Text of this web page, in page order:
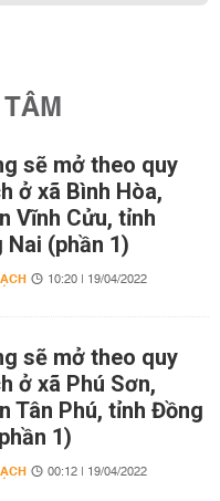
sẽ mở theo quy
ở xã Bình Hòa,
Vĩnh Cửu, tỉnh
Nai (phần 1)
10:20 | 19/04/2022
sẽ mở theo quy
ở xã Phú Sơn,
Tân Phú, tỉnh Đồng
1)
00:12 | 19/04/2022